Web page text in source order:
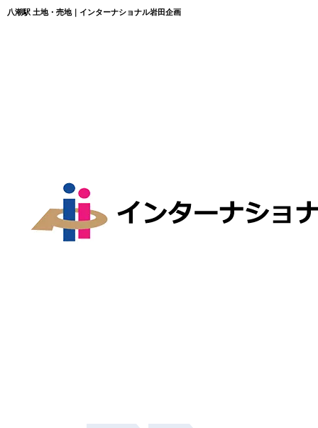
八潮駅 土地・売地｜インターナショナル岩田企画